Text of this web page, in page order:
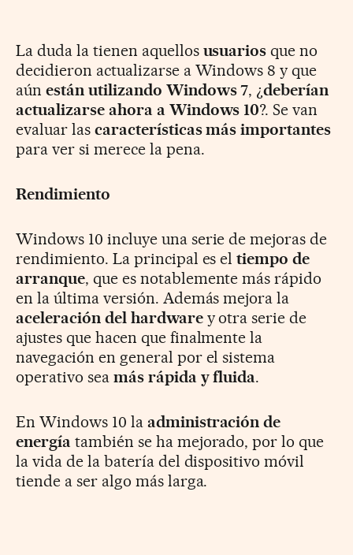
La duda la tienen aquellos usuarios que no
decidieron actualizarse a Windows 8 y que
aún están utilizando Windows 7, ¿deberían
actualizarse ahora a Windows 10?. Se van
evaluar las características más importantes
para ver si merece la pena.
Rendimiento
Windows 10 incluye una serie de mejoras de
rendimiento. La principal es eltiempo de
arranque, que es notablemente más rápido
en la última versión. Además mejora la
aceleración del hardwarey otra serie de
ajustes que hacen que finalmente la
navegación en general por el sistema
operativo sea más rápida y fluida.
En Windows 10 la administración de
energía también se ha mejorado, por lo que
la vida de la batería del dispositivo móvil
tiende a ser algo más larga.